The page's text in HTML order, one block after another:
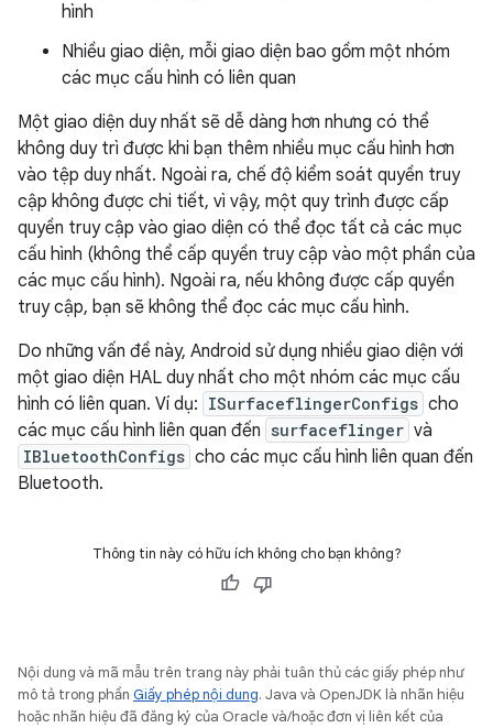
hình
Nhiều giao diện, mỗi giao diện bao gồm một nhóm
các mục cấu hình có liên quan
Một giao diện duy nhất sẽ dễ dàng hơn nhưng có thể
không duy trì được khi bạn thêm nhiều mục cấu hình hơn
vào tệp duy nhất. Ngoài ra, chế độ kiểm soát quyền truy
cập không được chi tiết, vì vậy, một quy trình được cấp
quyền truy cập vào giao diện có thể đọc tất cả các mục
cấu hình (không thể cấp quyền truy cập vào một phần của
các mục cấu hình). Ngoài ra, nếu không được cấp quyền
truy cập, bạn sẽ không thể đọc các mục cấu hình.
Do những vấn đề này, Android sử dụng nhiều giao diện với
một giao diện HAL duy nhất cho một nhóm các mục cấu
hình có liên quan. Ví dụ: ISurfaceflingerConfigs cho
các mục cấu hình liên quan đến surfaceflinger và
IBluetoothConfigs cho các mục cấu hình liên quan đến
Bluetooth.
Thông tin này có hữu ích không cho bạn không?
Nội dung và mã mẫu trên trang này phải tuân thủ các giấy phép như
mô tả trong phần Giấy phép nội dung. Java và OpenJDK là nhãn hiệu
hoặc nhãn hiệu đã đăng ký của Oracle và/hoặc đơn vị liên kết của